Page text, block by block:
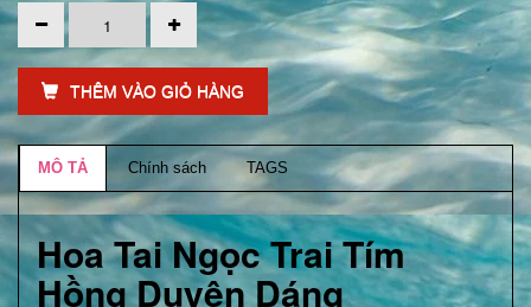
THÊM VÀO GIỎ HÀNG
MÔ TẢ Chính sách TAGS
Hoa Tai Ngọc Trai Tím
Hồng Duyên Dáng